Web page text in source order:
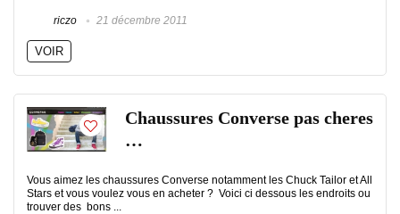
riczo 21 décembre 2011
VOIR
Chaussures Converse pas cheres
…
Vous aimez les chaussures Converse notamment les Chuck Tailor et All
Stars et vous voulez vous en acheter ? Voici ci dessous les endroits ou
trouver des bons ...